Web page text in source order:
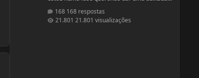
e saber exatamente o que devo fazer, gostaria
de compartilhamento de treinos e talvez
168 respostas
21.801 visualizações